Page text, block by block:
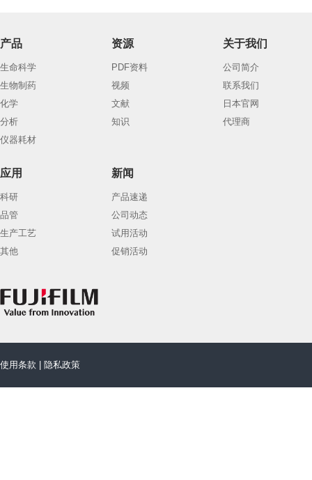
产品
生命科学
生物制药
化学
分析
仪器耗材
资源
PDF资料
视频
文献
知识
关于我们
公司简介
联系我们
日本官网
代理商
应用
科研
品管
生产工艺
其他
新闻
产品速递
公司动态
试用活动
促销活动
使用条款 | 隐私政策